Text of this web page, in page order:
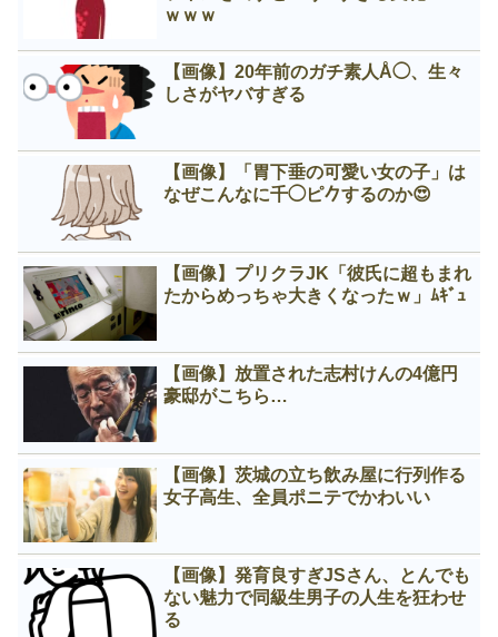
ｗｗｗ
【画像】20年前のガチ素人Å◯、生々
しさがヤバすぎる
【画像】「胃下垂の可愛い女の子」は
なぜこんなに千◯ピ𠂊するのか😍
【画像】プリクラJK「彼氏に超もまれ
たからめっちゃ大きくなったｗ」ﾑｷﾞｭ
【画像】放置された志村けんの4億円
豪邸がこちら…
【画像】茨城の立ち飲み屋に行列作る
女子高生、全員ポニテでかわいい
【画像】発育良すぎJSさん、とんでも
ない魅力で同級生男子の人生を狂わせ
る